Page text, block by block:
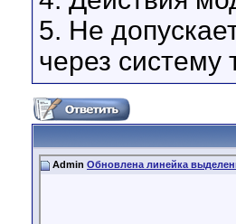
5. Не
через систему
Admin Обновлена линейка